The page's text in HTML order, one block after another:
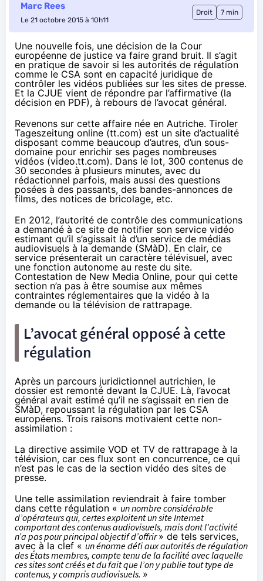
Marc Rees
Le 21 octobre 2015 à 10h11
Droit 7 min
Une nouvelle fois, une décision de la Cour
européenne de justice va faire grand bruit. Il s’agit
en pratique de savoir si les autorités de régulation
comme le CSA sont en capacité juridique de
contrôler les vidéos publiées sur les sites de presse.
Et la CJUE vient de répondre par l’affirmative (la
décision en PDF), à rebours de l’avocat général.
Revenons sur cette affaire née en Autriche. Tiroler
Tageszeitung online (tt.com) est un site d’actualité
disposant comme beaucoup d’autres, d’un sous-
domaine pour enrichir ses pages nombreuses
vidéos (video.tt.com). Dans le lot, 300 contenus de
30 secondes à plusieurs minutes, avec du
rédactionnel parfois, mais aussi des questions
posées à des passants, des bandes-annonces de
films, des notices de bricolage, etc.
En 2012, l’autorité de contrôle des communications
a demandé à ce site de notifier son service vidéo
estimant qu’il s’agissait là d’un service de médias
audiovisuels à la demande (SMàD). En clair, ce
service présenterait un caractère télévisuel, avec
une fonction autonome au reste du site.
Contestation de New Media Online, pour qui cette
section n’a pas à être soumise aux mêmes
contraintes réglementaires que la vidéo à la
demande ou la télévision de rattrapage.
L’avocat général opposé à cette
régulation
Après un parcours juridictionnel autrichien, le
dossier est remonté devant la CJUE. Là, l’avocat
général avait estimé qu’il ne s’agissait en rien de
SMàD, repoussant la régulation par les CSA
européens. Trois raisons motivaient cette non-
assimilation :
La directive assimile VOD et TV de rattrapage à la
télévision, car ces flux sont en concurrence, ce qui
n’est pas le cas de la section vidéo des sites de
presse.
Une telle assimilation reviendrait à faire tomber
dans cette régulation « un nombre considérable
d’opérateurs qui, certes exploitent un site Internet
comportant des contenus audiovisuels, mais dont l’activité
n’a pas pour principal objectif d’offrir» de tels services,
avec à la clef « un énorme défi aux autorités de régulation
des États membres, compte tenu de la facilité avec laquelle
ces sites sont créés et du fait que l’on y publie tout type de
contenus, y compris audiovisuels. »